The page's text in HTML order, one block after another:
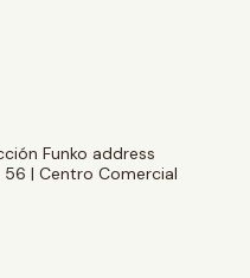
Funko address
56 | Centro Comercial